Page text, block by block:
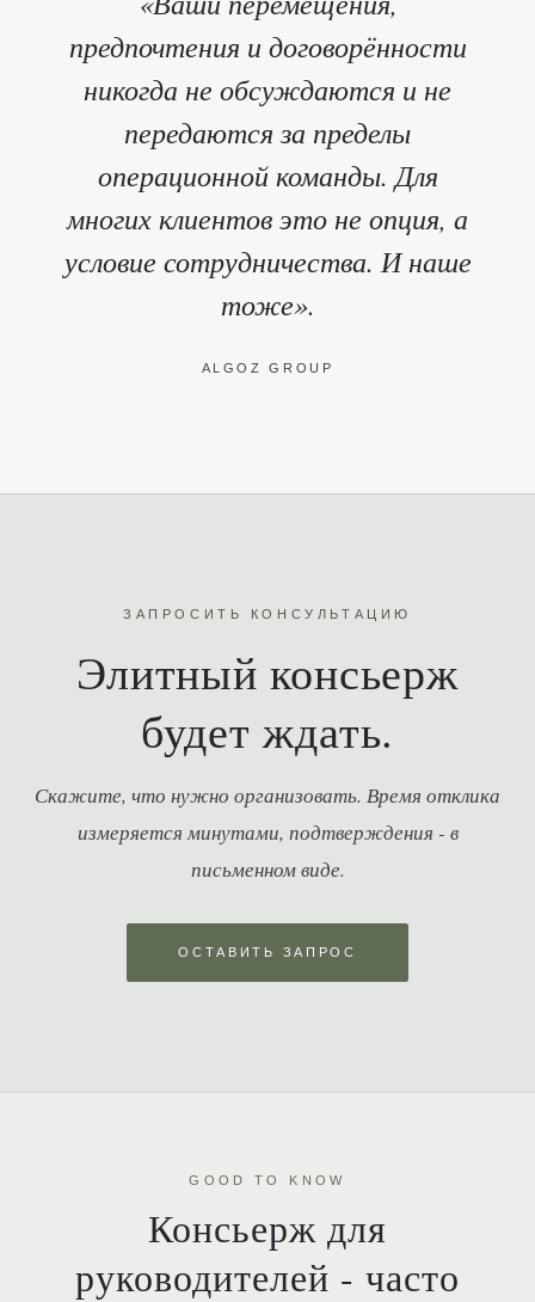
предпочтения и договорённости
никогда не обсуждаются и не
передаются за пределы
операционной команды. Для
многих клиентов это не опция, а
условие сотрудничества. И наше
тоже».
ALGOZ GROUP
ЗАПРОСИТЬ КОНСУЛЬТАЦИЮ
Элитный консьерж
будет ждать.
Скажите, что нужно организовать. Время отклика
измеряется минутами, подтверждения - в
письменном виде.
ОСТАВИТЬ ЗАПРОС
GOOD TO KNOW
Консьерж для
руководителей - часто